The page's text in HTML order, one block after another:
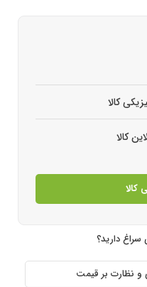
کالا
کالا
کالا
دارید؟
و نظارت بر قیمت